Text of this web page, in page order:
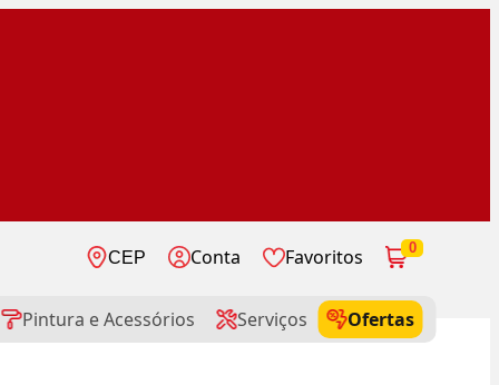
CEP Conta Favoritos 0
Pintura e Acessórios Serviços
Ofertas